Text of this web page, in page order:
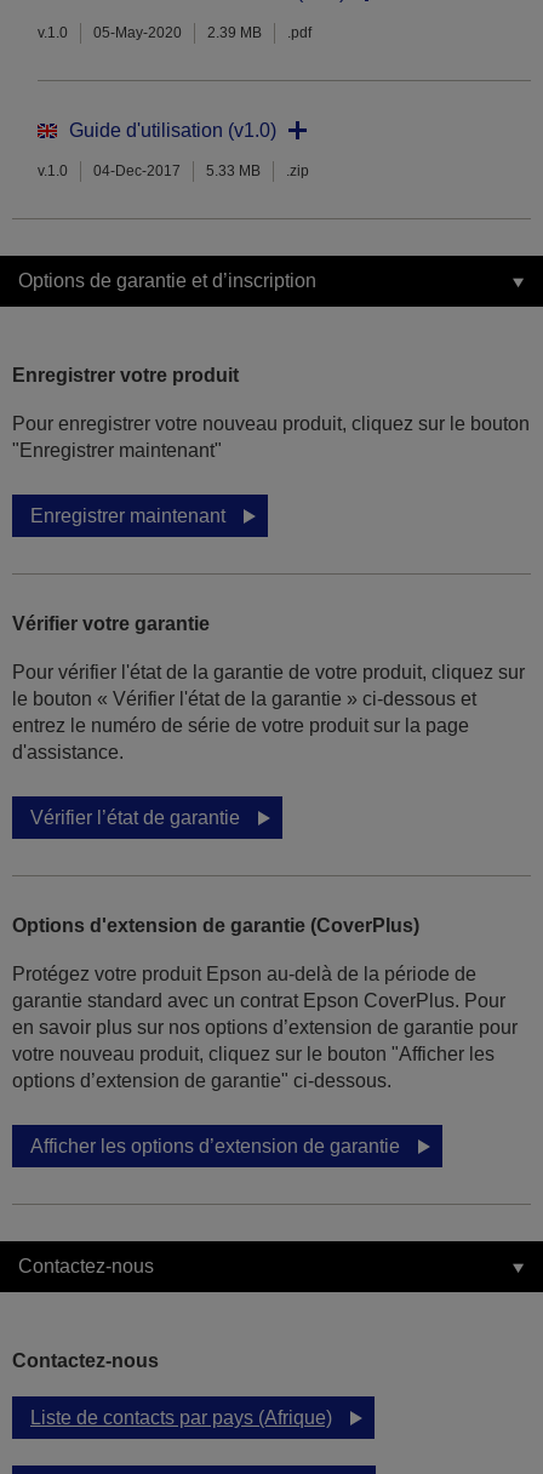
v.1.0 05-May-2020 2.39 MB .pdf
Guide d'utilisation (v1.0)
v.1.0 04-Dec-2017 5.33 MB .zip
Options de garantie et d’inscription
Enregistrer votre produit
Pour enregistrer votre nouveau produit, cliquez sur le bouton
"Enregistrer maintenant"
Enregistrer maintenant
Vérifier votre garantie
Pour vérifier l'état de la garantie de votre produit, cliquez sur
le bouton « Vérifier l'état de la garantie » ci-dessous et
entrez le numéro de série de votre produit sur la page
d'assistance.
Vérifier l’état de garantie
Options d'extension de garantie (CoverPlus)
Protégez votre produit Epson au-delà de la période de
garantie standard avec un contrat Epson CoverPlus. Pour
en savoir plus sur nos options d’extension de garantie pour
votre nouveau produit, cliquez sur le bouton "Afficher les
options d’extension de garantie" ci-dessous.
Afficher les options d’extension de garantie
Contactez-nous
Contactez-nous
Liste de contacts par pays (Afrique)